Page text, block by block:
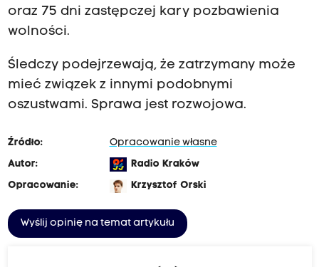
oraz 75 dni zastępczej kary pozbawienia
wolności.
Śledczy podejrzewają, że zatrzymany może
mieć związek z innymi podobnymi
oszustwami. Sprawa jest rozwojowa.
Źródło:
Opracowanie własne
Autor:
Radio Kraków
Opracowanie:
Krzysztof Orski
Wyślij opinię na temat artykułu